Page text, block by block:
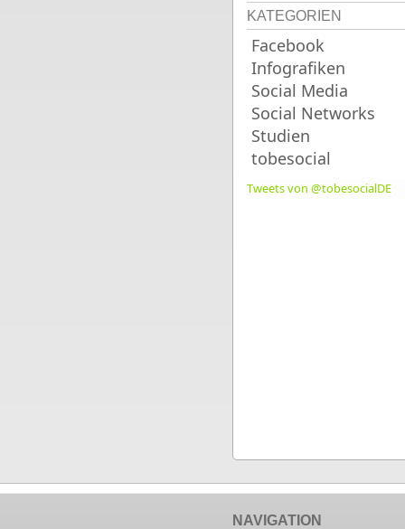
KATEGORIEN
Facebook
Infografiken
Social Media
Social Networks
Studien
tobesocial
Tweets von @tobesocialDE
NAVIGATION